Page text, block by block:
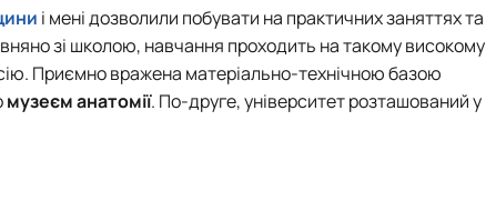
і мені дозволили побувати на практичних заняттях та
зі школою, навчання проходить на такому високому
Приємно вражена матеріально-технічною базою
музеєм анатомії. По-друге, університет розташований у